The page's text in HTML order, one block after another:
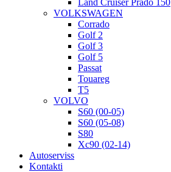
Land Cruiser Prado 150
VOLKSWAGEN
Corrado
Golf 2
Golf 3
Golf 5
Passat
Touareg
T5
VOLVO
S60 (00-05)
S60 (05-08)
S80
Xc90 (02-14)
Autoserviss
Kontakti